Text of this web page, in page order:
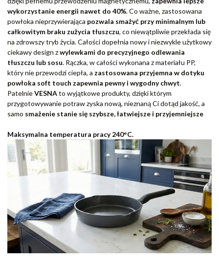
wykorzystanie energii nawet do 40%. Co ważne, zastosowana
powłoka nieprzywierająca pozwala smażyć przy minimalnym lub
całkowitym braku zużycia tłuszczu, co niewątpliwie przekłada się
na zdrowszy tryb życia. Całości dopełnia nowy i niezwykle użytkowy
ciekawy design zwylewkami do precyzyjnego odlewania
tłuszczu lub sosu. Rączka, w całości wykonana z materiału PP,
który nie przewodzi ciepła, a zastosowana przyjemna w dotyku
powłoka soft touch zapewnia pewny i wygodny chwyt.
PatelnieVESNAto wyjątkowe produkty, dzięki którym
przygotowywanie potraw zyska nową, nieznaną Ci dotąd jakość, a
samo smażenie stanie się szybsze, łatwiejsze i przyjemniejsze
Maksymalna temperatura pracy 240°C.